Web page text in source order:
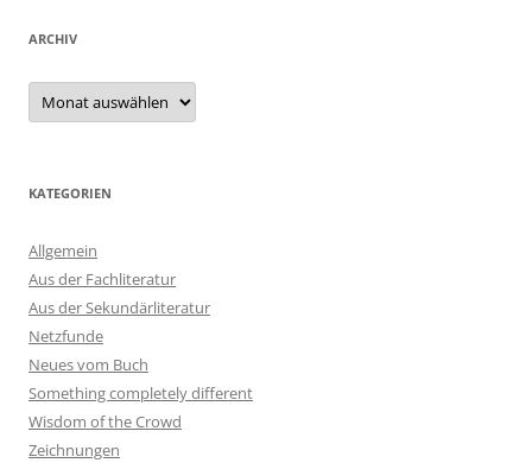
ARCHIV
Archiv
KATEGORIEN
Allgemein
Aus der Fachliteratur
Aus der Sekundärliteratur
Netzfunde
Neues vom Buch
Something completely different
Wisdom of the Crowd
Zeichnungen